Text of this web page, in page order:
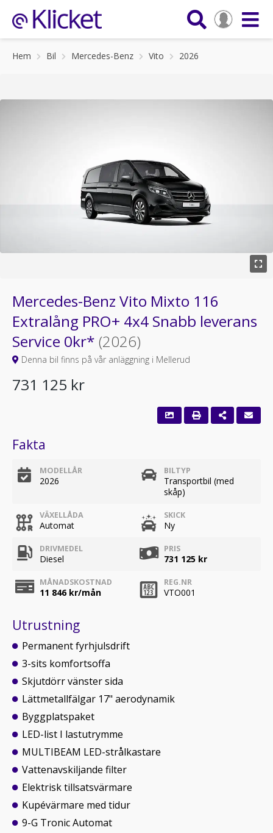
Hem Bil Mercedes-Benz Vito 2026
Mercedes-Benz Vito Mixto 116
Extralång PRO+ 4x4 Snabb leverans
Service 0kr* (2026)
Denna bil finns på vår anläggning i Mellerud
731 125 kr
Fakta
MODELLÅR
2026
BILTYP
Transportbil (med
skåp)
VÄXELLÅDA
Automat
SKICK
Ny
DRIVMEDEL
Diesel
PRIS
731 125 kr
MÅNADSKOSTNAD
11 846kr/mån
REG.NR
VTO001
Utrustning
Permanent fyrhjulsdrift
3-sits komfortsoffa
Skjutdörr vänster sida
Lättmetallfälgar 17" aerodynamik
Byggplatspaket
LED-list I lastutrymme
MULTIBEAM LED-strålkastare
Vattenavskiljande filter
Elektrisk tillsatsvärmare
Kupévärmare med tidur
9-G Tronic Automat